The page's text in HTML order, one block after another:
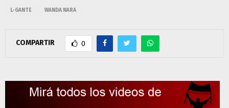
L-GANTE WANDA NARA
COMPARTIR 0